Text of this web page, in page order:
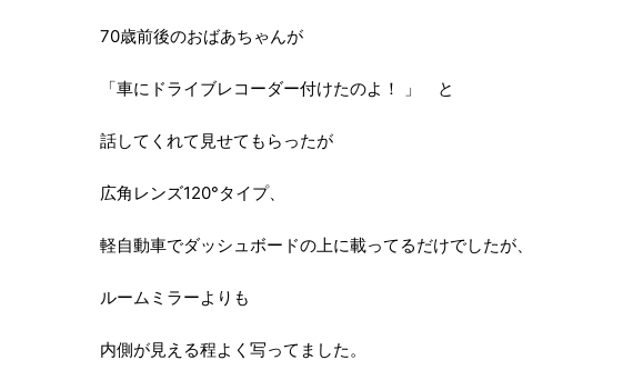
70歳前後のおばあちゃんが
「車にドライブレコーダー付けたのよ！ 」 と
話してくれて見せてもらったが
広角レンズ120°タイプ、
軽自動車でダッシュボードの上に載ってるだけでしたが、
ルームミラーよりも
内側が見える程よく写ってました。